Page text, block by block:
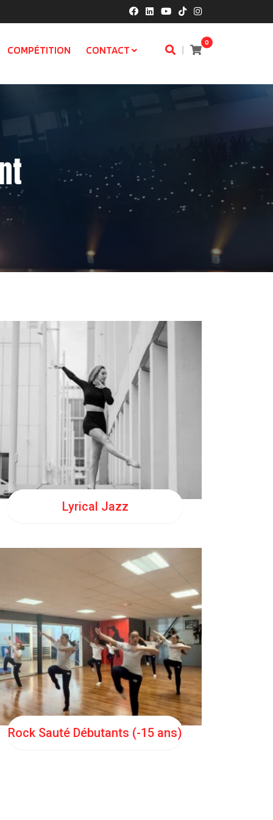
COMPÉTITION CONTACT
0
|
MER 18:00
19:00
Lyrical Jazz
MER 17:00
Rock Sauté Débutants (-15 ans)